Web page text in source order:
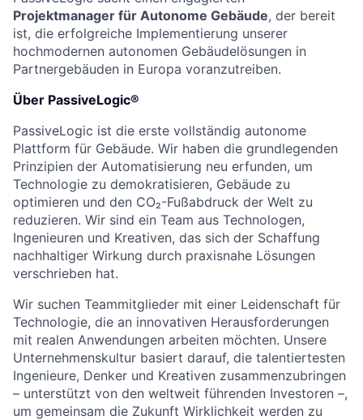
Projektmanager für Autonome Gebäude, der bereit
ist, die erfolgreiche Implementierung unserer
hochmodernen autonomen Gebäudelösungen in
Partnergebäuden in Europa voranzutreiben.
Über PassiveLogic®
PassiveLogic ist die erste vollständig autonome
Plattform für Gebäude. Wir haben die grundlegenden
Prinzipien der Automatisierung neu erfunden, um
Technologie zu demokratisieren, Gebäude zu
optimieren und den CO₂-Fußabdruck der Welt zu
reduzieren. Wir sind ein Team aus Technologen,
Ingenieuren und Kreativen, das sich der Schaffung
nachhaltiger Wirkung durch praxisnahe Lösungen
verschrieben hat.
Wir suchen Teammitglieder mit einer Leidenschaft für
Technologie, die an innovativen Herausforderungen
mit realen Anwendungen arbeiten möchten. Unsere
Unternehmenskultur basiert darauf, die talentiertesten
Ingenieure, Denker und Kreativen zusammenzubringen
– unterstützt von den weltweit führenden Investoren –,
um gemeinsam die Zukunft Wirklichkeit werden zu